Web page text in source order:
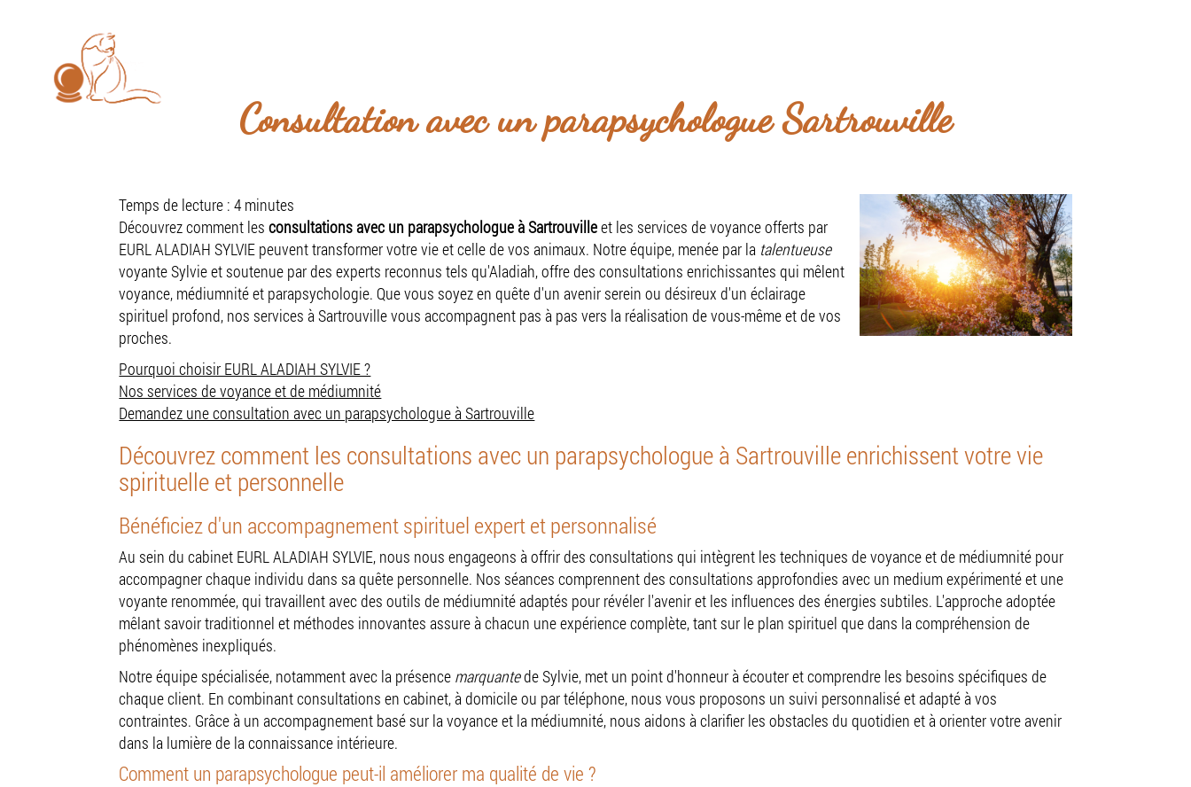
Consultation avec un parapsychologue Sartrouville
Temps de lecture : 4 minutes
Découvrez comment lesconsultations avec un parapsychologue à Sartrouvilleet les services de voyance offerts par
EURL ALADIAH SYLVIE peuvent transformer votre vie et celle de vos animaux. Notre équipe, menée par la talentueuse
voyante Sylvie et soutenue par des experts reconnus tels qu'Aladiah, offre des consultations enrichissantes qui mêlent
voyance, médiumnité et parapsychologie. Que vous soyez en quête d'un avenir serein ou désireux d'un éclairage
spirituel profond, nos services à Sartrouville vous accompagnent pas à pas vers la réalisation de vous-même et de vos
proches.
Pourquoi choisir EURL ALADIAH SYLVIE ?
Nos services de voyance et de médiumnité
Demandez une consultation avec un parapsychologue à Sartrouville
Découvrez comment les consultations avec un parapsychologue à Sartrouville enrichissent votre vie
spirituelle et personnelle
Bénéficiez d'un accompagnement spirituel expert et personnalisé
Au sein du cabinet EURL ALADIAH SYLVIE, nous nous engageons à offrir des consultations qui intègrent les techniques de voyance et de médiumnité pour
accompagner chaque individu dans sa quête personnelle. Nos séances comprennent des consultations approfondies avec un medium expérimenté et une
voyante renommée, qui travaillent avec des outils de médiumnité adaptés pour révéler l'avenir et les influences des énergies subtiles. L'approche adoptée
mêlant savoir traditionnel et méthodes innovantes assure à chacun une expérience complète, tant sur le plan spirituel que dans la compréhension de
phénomènes inexpliqués.
Notre équipe spécialisée, notamment avec la présence marquantede Sylvie, met un point d'honneur à écouter et comprendre les besoins spécifiques de
chaque client. En combinant consultations en cabinet, à domicile ou par téléphone, nous vous proposons un suivi personnalisé et adapté à vos
contraintes. Grâce à un accompagnement basé sur la voyance et la médiumnité, nous aidons à clarifier les obstacles du quotidien et à orienter votre avenir
dans la lumière de la connaissance intérieure.
Comment un parapsychologue peut-il améliorer ma qualité de vie ?